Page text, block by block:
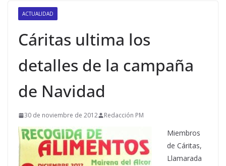
ACTUALIDAD
Cáritas ultima los
detalles de la campaña
de Navidad
30 de noviembre de 2012 Redacción PM
Miembros
de Cáritas,
Llamarada